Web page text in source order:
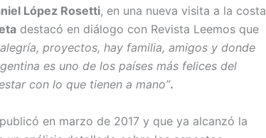
López Rosetti, en una nueva visita a la costa
destacó en diálogo con Revista Leemos que
proyectos, hay familia, amigos y donde
es uno de los países más felices del
con lo que tienen a mano”.
en marzo de 2017 y que ya alcanzó la